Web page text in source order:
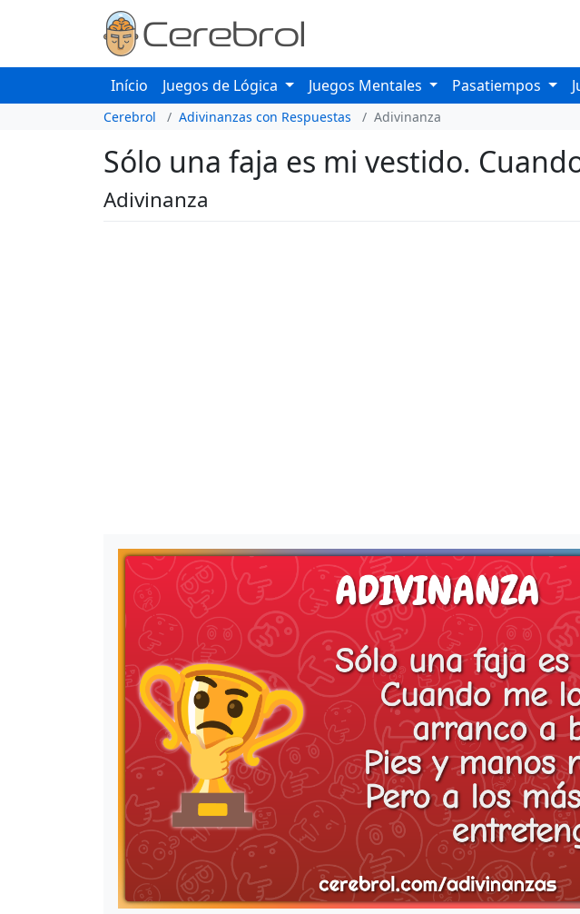
Início Juegos de Lógica Juegos Mentales Pasatiempos
Cerebrol Adivinanzas con Respuestas Adivinanza
Sólo una faja es mi vestido.
Adivinanza